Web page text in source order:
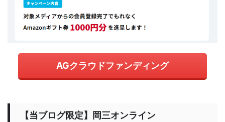
AGクラウドファンディング
【当ブログ限定】岡三オンライン